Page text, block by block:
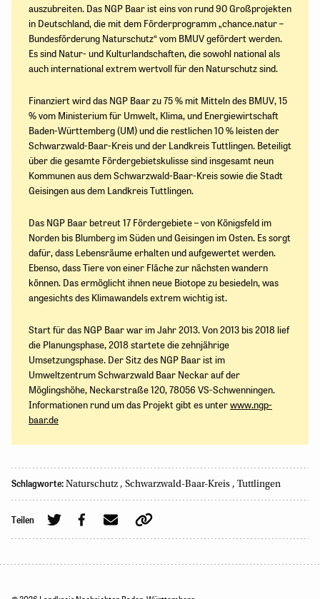
auszubreiten. Das NGP Baar ist eins von rund 90 Großprojekten
in Deutschland, die mit dem Förderprogramm „chance.natur –
Bundesförderung Naturschutz“ vom BMUV gefördert werden.
Es sind Natur- und Kulturlandschaften, die sowohl national als
auch international extrem wertvoll für den Naturschutz sind.
Finanziert wird das NGP Baar zu 75 % mit Mitteln des BMUV, 15
% vom Ministerium für Umwelt, Klima, und Energiewirtschaft
Baden-Württemberg (UM) und die restlichen 10 % leisten der
Schwarzwald-Baar-Kreis und der Landkreis Tuttlingen. Beteiligt
über die gesamte Fördergebietskulisse sind insgesamt neun
Kommunen aus dem Schwarzwald-Baar-Kreis sowie die Stadt
Geisingen aus dem Landkreis Tuttlingen.
Das NGP Baar betreut 17 Fördergebiete – von Königsfeld im
Norden bis Blumberg im Süden und Geisingen im Osten. Es sorgt
dafür, dass Lebensräume erhalten und aufgewertet werden.
Ebenso, dass Tiere von einer Fläche zur nächsten wandern
können. Das ermöglicht ihnen neue Biotope zu besiedeln, was
angesichts des Klimawandels extrem wichtig ist.
Start für das NGP Baar war im Jahr 2013. Von 2013 bis 2018 lief
die Planungsphase, 2018 startete die zehnjährige
Umsetzungsphase. Der Sitz des NGP Baar ist im
Umweltzentrum Schwarzwald Baar Neckar auf der
Möglingshöhe, Neckarstraße 120, 78056 VS-Schwenningen.
Informationen rund um das Projekt gibt es unterwww.ngp-
baar.de
Schlagworte: Naturschutz , Schwarzwald-Baar-Kreis , Tuttlingen
Teilen